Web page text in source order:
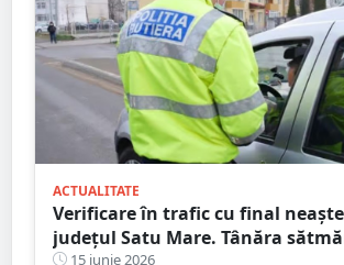
ACTUALITATE
Verificare în trafic cu final
județul Satu Mare. Tânăra
15 iunie 2026